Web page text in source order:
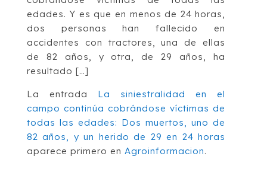
edades. Y es que en menos de 24 horas,
dos personas han fallecido en
accidentes con tractores, una de ellas
de 82 años, y otra, de 29 años, ha
resultado […]
La entrada La siniestralidad en el
campo continúa cobrándose víctimas de
todas las edades: Dos muertos, uno de
82 años, y un herido de 29 en 24 horas
aparece primero en Agroinformacion.